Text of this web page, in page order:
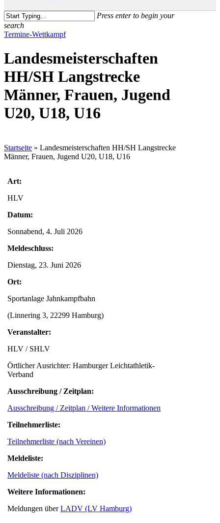
Press enter to begin your
search
Close
Termine-Wettkampf
Landesmeisterschaften
HH/SH Langstrecke
Männer, Frauen, Jugend
U20, U18, U16
Startseite » Landesmeisterschaften HH/SH Langstrecke
Männer, Frauen, Jugend U20, U18, U16
Art:
HLV
Datum:
Sonnabend, 4. Juli 2026
Meldeschluss:
Dienstag, 23. Juni 2026
Ort:
Sportanlage Jahnkampfbahn
(Linnering 3, 22299 Hamburg)
Veranstalter:
HLV / SHLV
Örtlicher Ausrichter: Hamburger Leichtathletik-
Verband
Ausschreibung / Zeitplan:
Ausschreibung / Zeitplan / Weitere Informationen
Teilnehmerliste:
Teilnehmerliste (nach Vereinen)
Meldeliste:
Meldeliste (nach Disziplinen)
Weitere Informationen:
Meldungen überLADV (LV Hamburg)